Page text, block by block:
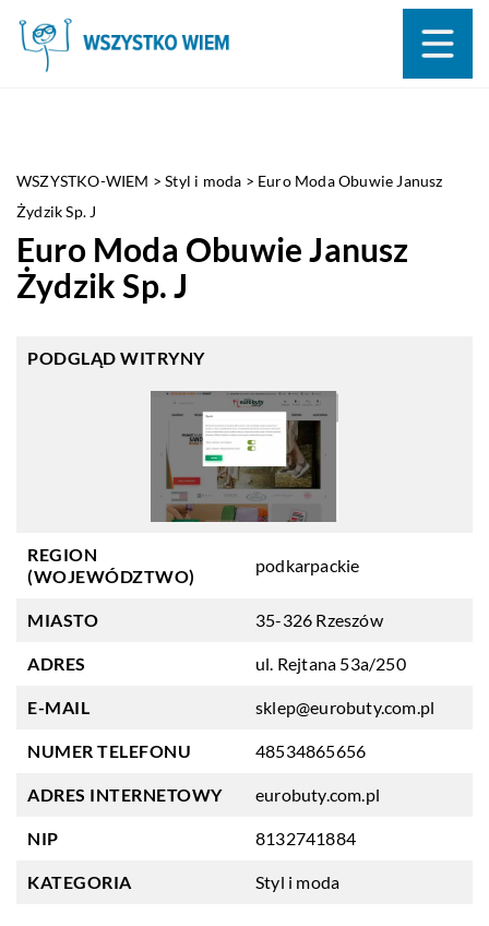
WSZYSTKO-WIEM >Styl i moda > Euro Moda Obuwie Janusz
Żydzik Sp. J
Euro Moda Obuwie Janusz
Żydzik Sp. J
PODGLĄD WITRYNY
REGION
(WOJEWÓDZTWO)
podkarpackie
MIASTO 35-326 Rzeszów
ADRES ul. Rejtana 53a/250
E-MAIL sklep@eurobuty.com.pl
NUMER TELEFONU 48534865656
ADRES INTERNETOWY eurobuty.com.pl
NIP 8132741884
KATEGORIA Styl i moda